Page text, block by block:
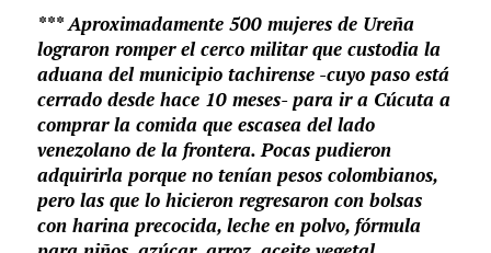
*** Aproximadamente 500 mujeres de Ureña
lograron romper el cerco militar que custodia la
aduana del municipio tachirense -cuyo paso está
cerrado desde hace 10 meses- para ir a Cúcuta a
comprar la comida que escasea del lado
venezolano de la frontera. Pocas pudieron
adquirirla porque no tenían pesos colombianos,
pero las que lo hicieron regresaron con bolsas
con harina precocida, leche en polvo, fórmula